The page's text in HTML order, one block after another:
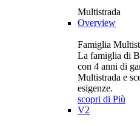
Multistrada
Overview
Famiglia
La famiglia di
con 4 anni di
Multistrada e
esigenze.
scopri di Più
V2